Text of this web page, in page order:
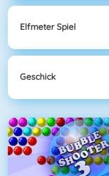
Elfmeter Spiel
Geschick